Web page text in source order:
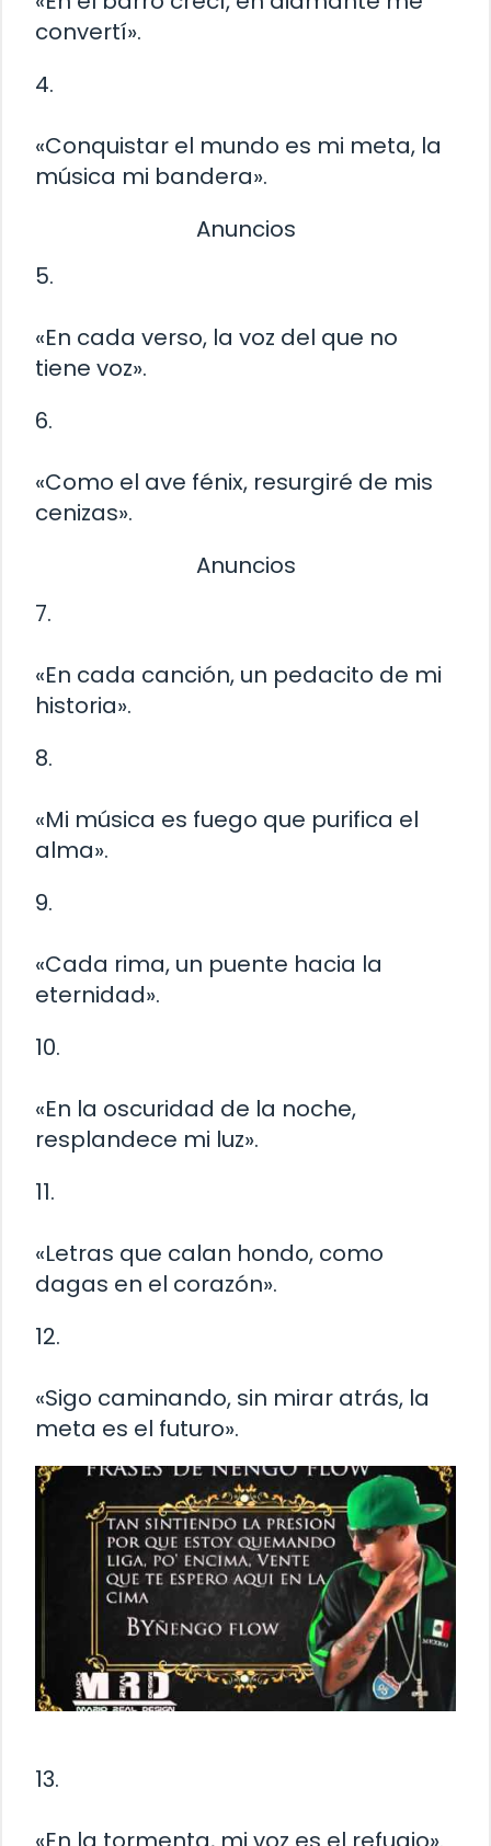
convertí».
4.
«Conquistar el mundo es mi meta, la
música mi bandera».
Anuncios
5.
«En cada verso, la voz del que no
tiene voz».
6.
«Como el ave fénix, resurgiré de mis
cenizas».
Anuncios
7.
«En cada canción, un pedacito de mi
historia».
8.
«Mi música es fuego que purifica el
alma».
9.
«Cada rima, un puente hacia la
eternidad».
10.
«En la oscuridad de la noche,
resplandece mi luz».
11.
«Letras que calan hondo, como
dagas en el corazón».
12.
«Sigo caminando, sin mirar atrás, la
meta es el futuro».
13.